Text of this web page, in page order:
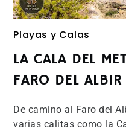
Playas y Calas
LA CALA DEL
FARO DEL ALBIR
De camino al Faro del
varias calitas como la